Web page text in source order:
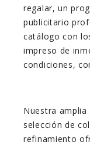
regalar, un
publicitario
catálogo con
impreso de
condiciones,
Nuestra amplia
selección de
refinamiento